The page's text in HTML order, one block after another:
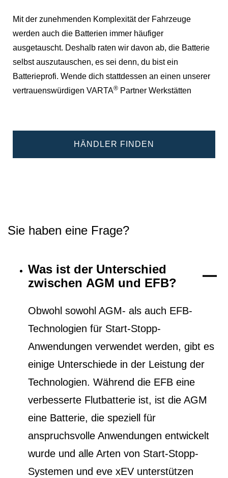
Mit der zunehmenden Komplexität der Fahrzeuge
werden auch die Batterien immer häufiger
ausgetauscht. Deshalb raten wir davon ab, die Batterie
selbst auszutauschen, es sei denn, du bist ein
Batterieprofi. Wende dich stattdessen an einen unserer
vertrauenswürdigen VARTA® Partner Werkstätten
HÄNDLER FINDEN
Sie haben eine Frage?
Was ist der Unterschied
zwischen AGM und EFB?
Obwohl sowohl AGM- als auch EFB-
Technologien für Start-Stopp-
Anwendungen verwendet werden, gibt es
einige Unterschiede in der Leistung der
Technologien. Während die EFB eine
verbesserte Flutbatterie ist, ist die AGM
eine Batterie, die speziell für
anspruchsvolle Anwendungen entwickelt
wurde und alle Arten von Start-Stopp-
Systemen und eve xEV unterstützen